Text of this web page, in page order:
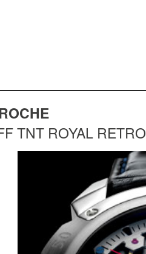
TNT ROYAL RETRO